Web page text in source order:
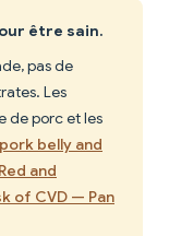
être sain.
pas de
Les
de porc et les
belly and
Red and
of CVD — Pan